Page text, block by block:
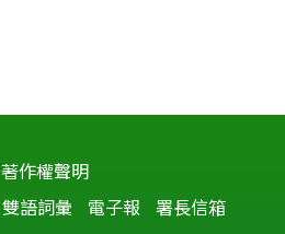
著作權聲明
雙語詞彙 電子報 署長信箱